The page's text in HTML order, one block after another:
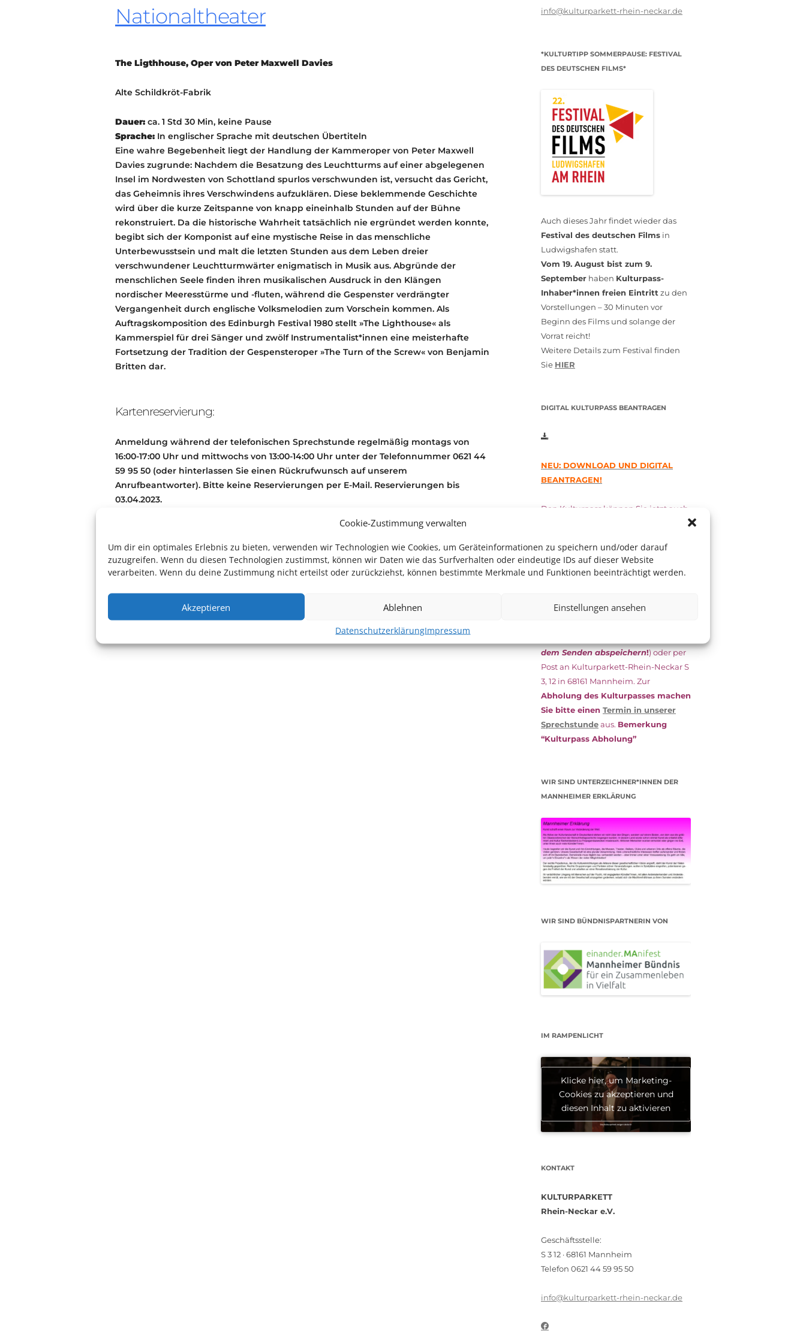
Cookie-Zustimmung verwalten
Um dir ein optimales Erlebnis zu bieten, verwenden wir Technologien wie Cookies, um Geräteinformationen zu speichern und/oder darauf
zuzugreifen. Wenn du diesen Technologien zustimmst, können wir Daten wie das Surfverhalten oder eindeutige IDs auf dieser Website
verarbeiten. Wenn du deine Zustimmung nicht erteilst oder zurückziehst, können bestimmte Merkmale und Funktionen beeinträchtigt werden.
Akzeptieren Ablehnen Einstellungen ansehen
DatenschutzerklärungImpressum
Nationaltheater
The Ligthhouse, Oper von Peter Maxwell Davies
Alte Schildkröt-Fabrik
Dauer: ca. 1 Std 30 Min, keine Pause
Sprache: In englischer Sprache mit deutschen Übertiteln
Eine wahre Begebenheit liegt der Handlung der Kammeroper von Peter Maxwell
Davies zugrunde: Nachdem die Besatzung des Leuchtturms auf einer abgelegenen
Insel im Nordwesten von Schottland spurlos verschwunden ist, versucht das Gericht,
das Geheimnis ihres Verschwindens aufzuklären. Diese beklemmende Geschichte
wird über die kurze Zeitspanne von knapp eineinhalb Stunden auf der Bühne
rekonstruiert. Da die historische Wahrheit tatsächlich nie ergründet werden konnte,
begibt sich der Komponist auf eine mystische Reise in das menschliche
Unterbewusstsein und malt die letzten Stunden aus dem Leben dreier
verschwundener Leuchtturmwärter enigmatisch in Musik aus. Abgründe der
menschlichen Seele finden ihren musikalischen Ausdruck in den Klängen
nordischer Meeresstürme und -fluten, während die Gespenster verdrängter
Vergangenheit durch englische Volksmelodien zum Vorschein kommen. Als
Auftragskomposition des Edinburgh Festival 1980 stellt »The Lighthouse« als
Kammerspiel für drei Sänger und zwölf Instrumentalist*innen eine meisterhafte
Fortsetzung der Tradition der Gespensteroper »The Turn of the Screw« von Benjamin
Britten dar.
Kartenreservierung:
Anmeldung während der telefonischen Sprechstunde regelmäßig montags von
16:00-17:00 Uhr und mittwochs von 13:00-14:00 Uhr unter der Telefonnummer 0621 44
59 95 50 (oder hinterlassen Sie einen Rückrufwunsch auf unserem
Anrufbeantworter). Bitte keine Reservierungen per E-Mail. Reservierungen bis
03.04.2023.
Oper
Theater
info@kulturparkett-rhein-neckar.de
*KULTURTIPP SOMMERPAUSE: FESTIVAL
DES DEUTSCHEN FILMS*
Auch dieses Jahr findet wieder das
Festival des deutschen Films in
Ludwigshafen statt.
Vom 19. August bist zum 9.
September haben Kulturpass-
Inhaber*innen freien Eintritt zu den
Vorstellungen – 30 Minuten vor
Beginn des Films und solange der
Vorrat reicht!
Weitere Details zum Festival finden
Sie HIER
DIGITAL KULTURPASS BEANTRAGEN
NEU: DOWNLOAD UND DIGITAL
BEANTRAGEN!
Den Kulturpass können Sie jetzt auch
esunterschriebenzusammen mit
dem aktuellen
(Bürgergeld/
das Kulturparkett zurück: Per E-Mail
dem Senden abspeichern!) oder per
Post an Kulturparkett-Rhein-Neckar S
3, 12 in 68161 Mannheim. Zur
Abholung des Kulturpasses machen
Sie bitte einen Termin in unserer
Sprechstundeaus. Bemerkung
“Kulturpass Abholung”
WIR SIND UNTERZEICHNER*INNEN DER
MANNHEIMER ERKLÄRUNG
WIR SIND BÜNDNISPARTNERIN VON
IM RAMPENLICHT
Klicke hier, um Marketing-
Cookies zu akzeptieren und
diesen Inhalt zu aktivieren
KONTAKT
KULTURPARKETT
Rhein-Neckar e.V.
Geschäftsstelle:
S 3 12 · 68161 Mannheim
Telefon 0621 44 59 95 50
info@kulturparkett-rhein-neckar.de